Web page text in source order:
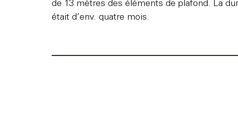
de 13 mètres des éléments de plafond. La
était d’env. quatre mois.